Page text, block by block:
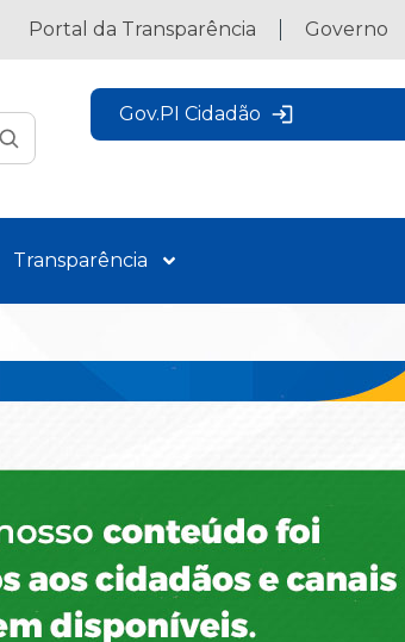
Portal da Transparência Governo
Gov.PI Cidadão
Transparência